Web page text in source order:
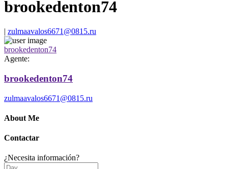
brookedenton74
| zulmaavalos6671@0815.ru
brookedenton74
Agente:
brookedenton74
zulmaavalos6671@0815.ru
About Me
Contactar
¿Necesita información?